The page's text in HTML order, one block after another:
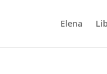
Elena